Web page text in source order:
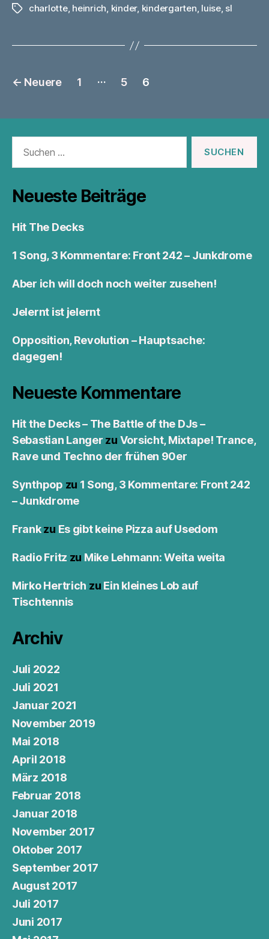
Schlagwörter
charlotte, heinrich, kinder, kindergarten, luise, sl
Seitennummerierung
Beiträge
← Neuere 1 … 5 6
nach:
Neueste Beiträge
Hit The Decks
1 Song, 3 Kommentare: Front 242 – Junkdrome
Aber ich will doch noch weiter zusehen!
Jelernt ist jelernt
Opposition, Revolution – Hauptsache:
dagegen!
Neueste Kommentare
Hit the Decks – The Battle of the DJs –
Sebastian Langer zu Vorsicht, Mixtape! Trance,
Rave und Techno der frühen 90er
Synthpop zu 1 Song, 3 Kommentare: Front 242
– Junkdrome
Frankzu Es gibt keine Pizza auf Usedom
Radio Fritz zu Mike Lehmann: Weita weita
Mirko Hertrich zu Ein kleines Lob auf
Tischtennis
Archiv
Juli 2022
Juli 2021
Januar 2021
November 2019
Mai 2018
April 2018
März 2018
Februar 2018
Januar 2018
November 2017
Oktober 2017
September 2017
August 2017
Juli 2017
Juni 2017